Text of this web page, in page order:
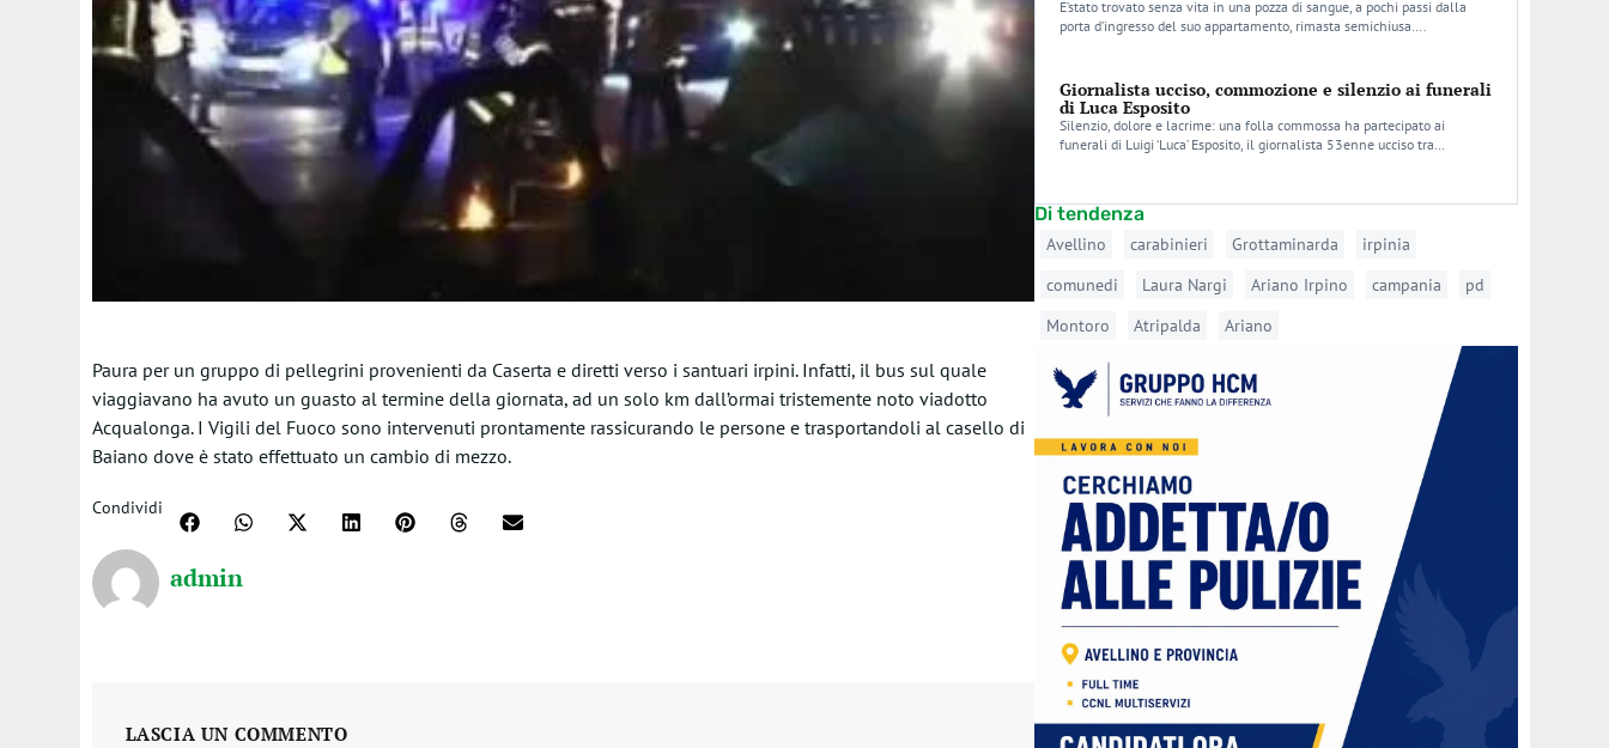
Paura per un gruppo di pellegrini provenienti da Caserta e diretti verso i santuari irpini. Infatti, il bus sul quale
viaggiavano ha avuto un guasto al termine della giornata, ad un solo km dall’ormai tristemente noto viadotto
Acqualonga. I Vigili del Fuoco sono intervenuti prontamente rassicurando le persone e trasportandoli al casello di
Baiano dove è stato effettuato un cambio di mezzo.
Condividi
admin
LASCIA UN COMMENTO
E’stato trovato senza vita in una pozza di sangue, a pochi passi dalla
porta d’ingresso del suo appartamento, rimasta semichiusa….
Giornalista ucciso, commozione e silenzio ai funerali
di Luca Esposito
Silenzio, dolore e lacrime: una folla commossa ha partecipato ai
funerali di Luigi ‘Luca’ Esposito, il giornalista 53enne ucciso tra…
Di tendenza
Avellino carabinieri Grottaminarda
irpinia
comunedi
Laura Nargi Ariano Irpino campania
pd
Montoro
Atripalda Ariano